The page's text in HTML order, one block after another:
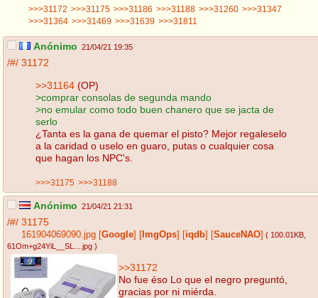
>>>31172 >>>31175 >>>31186 >>>31188 >>>31260 >>>31347
>>>31364 >>>31469 >>>31639 >>>31811
Anónimo 21/04/21 19:35
/#/ 31172
>>31164 (OP)
>comprar consolas de segunda mando
>no emular como todo buen chanero que se jacta de
serlo
¿Tanta es la gana de quemar el pisto? Mejor regaleselo
a la caridad o uselo en guaro, putas o cualquier cosa
que hagan los NPC's.
>>>31175 >>>31188
Anónimo 21/04/21 21:31
/#/ 31175
161904069090.jpg Google ImgOps iqdb SauceNAO ( 100.01KB
61Om+g24YiL__SL....jpg )
>>31172
No fue éso Lo que el negro preguntó,
gracias por ni miérda.